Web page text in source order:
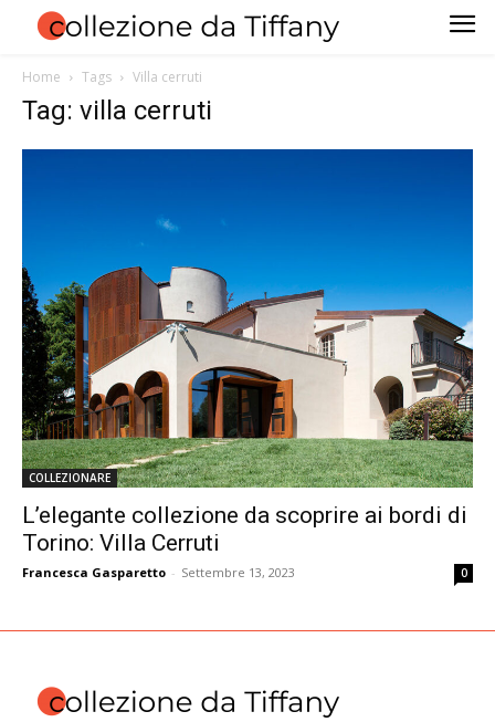
Home Tags Villa cerruti
Tag: villa cerruti
COLLEZIONARE
L’elegante collezione da scoprire ai bordi di
Torino: Villa Cerruti
Francesca Gasparetto - Settembre 13, 2023 0